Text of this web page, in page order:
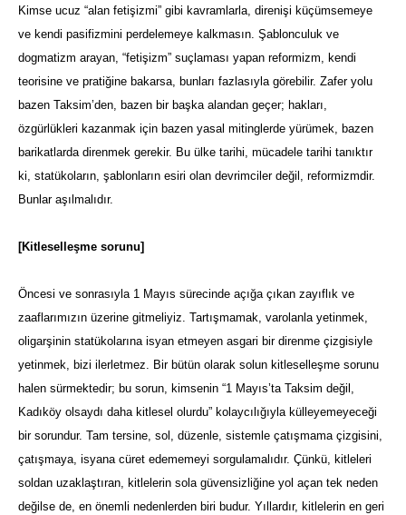
Kimse ucuz “alan fetişizmi” gibi kavramlarla, direnişi küçümsemeye
ve kendi pasifizmini perdelemeye kalkmasın. Şablonculuk ve
dogmatizm arayan, “fetişizm” suçlaması yapan reformizm, kendi
teorisine ve pratiğine bakarsa, bunları fazlasıyla görebilir. Zafer yolu
bazen Taksim’den, bazen bir başka alandan geçer; hakları,
özgürlükleri kazanmak için bazen yasal mitinglerde yürümek, bazen
barikatlarda direnmek gerekir. Bu ülke tarihi, mücadele tarihi tanıktır
ki, statükoların, şablonların esiri olan devrimciler değil, reformizmdir.
Bunlar aşılmalıdır.
[Kitleselleşme sorunu]
Öncesi ve sonrasıyla 1 Mayıs sürecinde açığa çıkan zayıflık ve
zaaflarımızın üzerine gitmeliyiz. Tartışmamak, varolanla yetinmek,
oligarşinin statükolarına isyan etmeyen asgari bir direnme çizgisiyle
yetinmek, bizi ilerletmez. Bir bütün olarak solun kitleselleşme sorunu
halen sürmektedir; bu sorun, kimsenin “1 Mayıs’ta Taksim değil,
Kadıköy olsaydı daha kitlesel olurdu” kolaycılığıyla külleyemeyeceği
bir sorundur. Tam tersine, sol, düzenle, sistemle çatışmama çizgisini,
çatışmaya, isyana cüret edememeyi sorgulamalıdır. Çünkü, kitleleri
soldan uzaklaştıran, kitlelerin sola güvensizliğine yol açan tek neden
değilse de, en önemli nedenlerden biri budur. Yıllardır, kitlelerin en geri